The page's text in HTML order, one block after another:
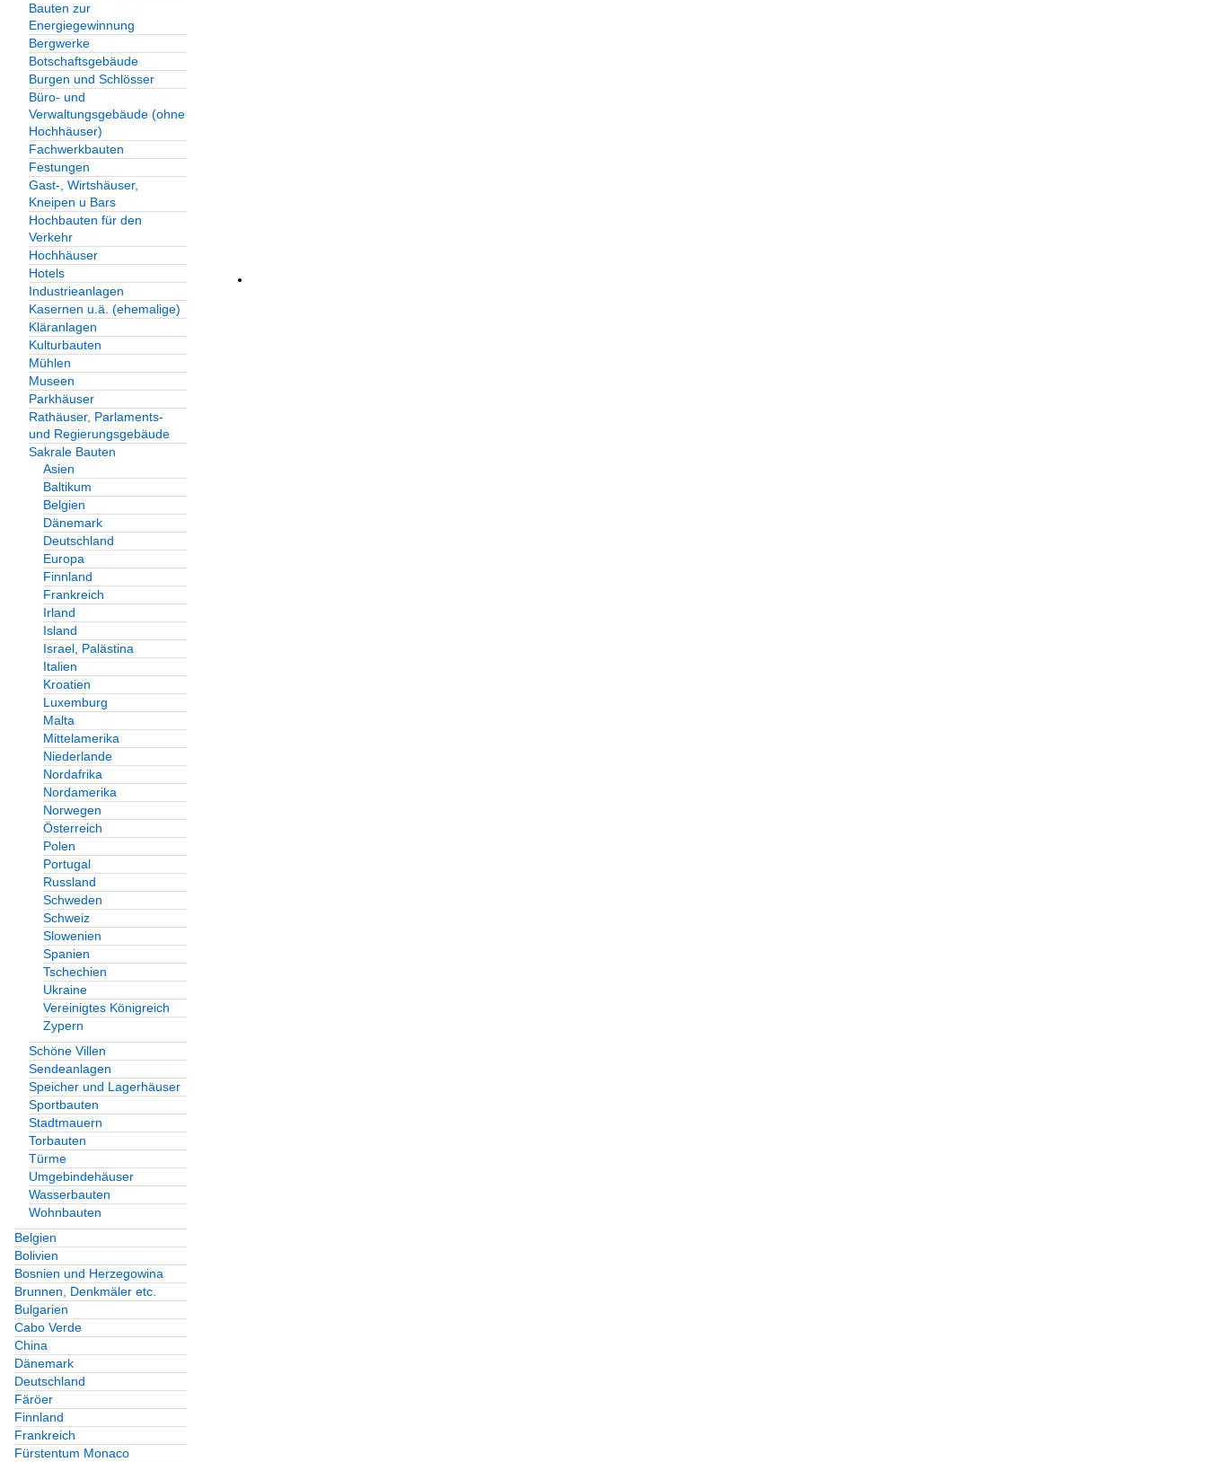
Bauten zur
Energiegewinnung
Bergwerke
Botschaftsgebäude
Burgen und Schlösser
Büro- und
Verwaltungsgebäude (ohne
Hochhäuser)
Fachwerkbauten
Festungen
Gast-, Wirtshäuser,
Kneipen u Bars
Hochbauten für den
Verkehr
Hochhäuser
Hotels
Industrieanlagen
Kasernen u.ä. (ehemalige)
Kläranlagen
Kulturbauten
Mühlen
Museen
Parkhäuser
Rathäuser, Parlaments-
und Regierungsgebäude
Sakrale Bauten
Asien
Baltikum
Belgien
Dänemark
Deutschland
Europa
Finnland
Frankreich
Irland
Island
Israel, Palästina
Italien
Kroatien
Luxemburg
Malta
Mittelamerika
Niederlande
Nordafrika
Nordamerika
Norwegen
Österreich
Polen
Portugal
Russland
Schweden
Schweiz
Slowenien
Spanien
Tschechien
Ukraine
Vereinigtes Königreich
Zypern
Schöne Villen
Sendeanlagen
Speicher und Lagerhäuser
Sportbauten
Stadtmauern
Torbauten
Türme
Umgebindehäuser
Wasserbauten
Wohnbauten
Belgien
Bolivien
Bosnien und Herzegowina
Brunnen, Denkmäler etc.
Bulgarien
Cabo Verde
China
Dänemark
Deutschland
Färöer
Finnland
Frankreich
Fürstentum Monaco